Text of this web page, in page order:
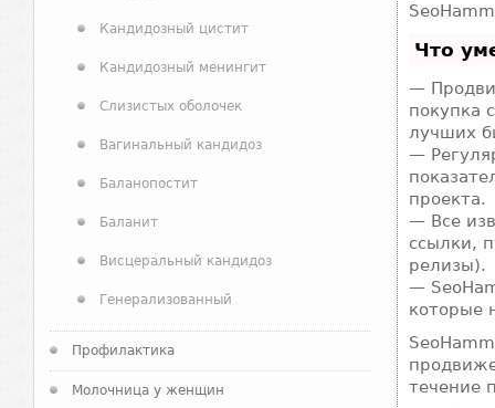
Кандидозный цистит
Кандидозный менингит
Слизистых оболочек
Вагинальный кандидоз
Баланопостит
Баланит
Висцеральный кандидоз
Генерализованный
Профилактика
Молочница у женщин
Что
—
покупка
лучших
—
проекта.
— Все
ссылки,
релизы).
—
которые
течение